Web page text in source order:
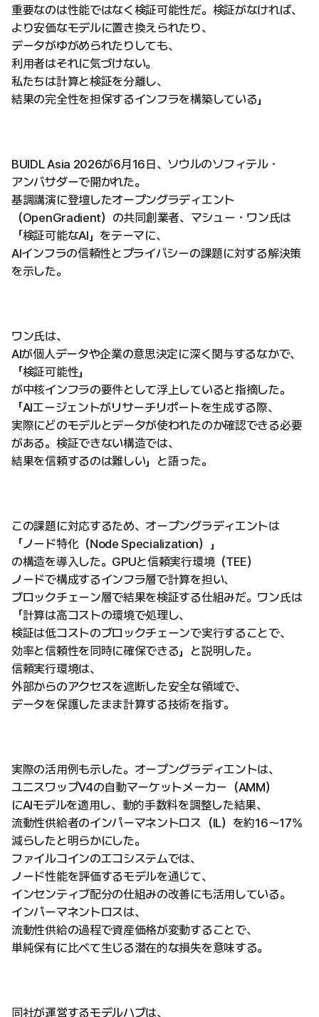
重要なのは性能ではなく検証可能性だ。検証がなければ、
より安価なモデルに置き換えられたり、
データがゆがめられたりしても、
利用者はそれに気づけない。
私たちは計算と検証を分離し、
結果の完全性を担保するインフラを構築している」
BUIDL Asia 2026が6月16日、ソウルのソフィテル・
アンバサダーで開かれた。
基調講演に登壇したオープングラディエント
（OpenGradient）の共同創業者、マシュー・ワン氏は
「検証可能なAI」をテーマに、
AIインフラの信頼性とプライバシーの課題に対する解決策
を示した。
ワン氏は、
AIが個人データや企業の意思決定に深く関与するなかで、
「検証可能性」
が中核インフラの要件として浮上していると指摘した。
「AIエージェントがリサーチリポートを生成する際、
実際にどのモデルとデータが使われたのか確認できる必要
がある。検証できない構造では、
結果を信頼するのは難しい」と語った。
この課題に対応するため、オープングラディエントは
「ノード特化（Node Specialization）」
の構造を導入した。GPUと信頼実行環境（TEE）
ノードで構成するインフラ層で計算を担い、
ブロックチェーン層で結果を検証する仕組みだ。ワン氏は
「計算は高コストの環境で処理し、
検証は低コストのブロックチェーンで実行することで、
効率と信頼性を同時に確保できる」と説明した。
信頼実行環境は、
外部からのアクセスを遮断した安全な領域で、
データを保護したまま計算する技術を指す。
実際の活用例も示した。オープングラディエントは、
ユニスワップV4の自動マーケットメーカー（AMM）
にAIモデルを適用し、動的手数料を調整した結果、
流動性供給者のインパーマネントロス（IL）を約16〜17%
減らしたと明らかにした。
ファイルコインのエコシステムでは、
ノード性能を評価するモデルを通じて、
インセンティブ配分の仕組みの改善にも活用している。
インパーマネントロスは、
流動性供給の過程で資産価格が変動することで、
単純保有に比べて生じる潜在的な損失を意味する。
同社が運営するモデルハブは、